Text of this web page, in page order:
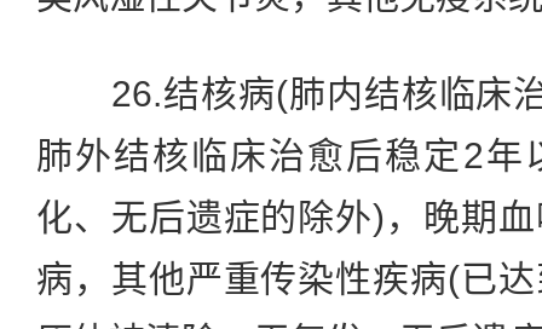
26.结核病(肺内结核临床
肺外结核临床治愈后稳定2年
化、无后遗症的除外)，晚期
病，其他严重传染性疾病(已